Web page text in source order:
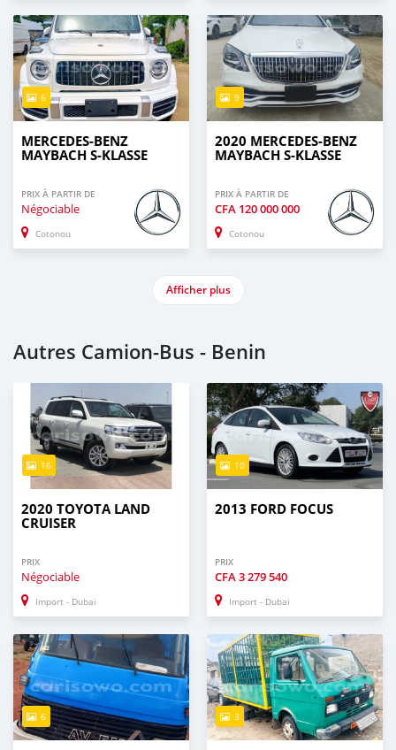
6
MERCEDES-BENZ
MAYBACH S-KLASSE
PRIX À PARTIR DE
Négociable
Cotonou
9
2020 MERCEDES-BENZ
MAYBACH S-KLASSE
PRIX À PARTIR DE
CFA 120 000 000
Cotonou
Afficher plus
Autres Camion‒Bus - Benin
16
2020 TOYOTA LAND
CRUISER
PRIX
Négociable
Import - Dubai
10
2013 FORD FOCUS
PRIX
CFA3 279 540
Import - Dubai
6 3